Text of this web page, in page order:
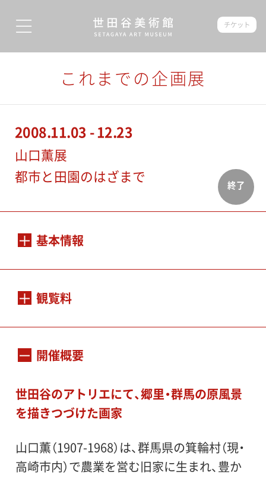
チケット
これまでの企画展
終了
2008.11.03 - 12.23
山口薫展
都市と田園のはざまで
基本情報
2008年11月3日（月・祝）～12月23日（火・祝）
月曜日（ただし11月3日［月・祝］、11月24日
は休館）
午前10時〜午後6時（入場は閉館の30分前ま
で）
観覧料
800（640）円、中小生500（400）円
り
開催概要
世田谷のアトリエにて、郷里・群馬の原風景
を描きつづけた画家
山口薫（1907-1968）は、群馬県の箕輪村（現・
高崎市内）で農業を営む旧家に生まれ、豊か